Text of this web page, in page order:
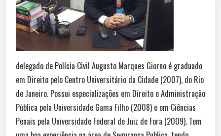
delegado de Polícia Civil Augusto Marques Giorno é graduado
em Direito pelo Centro Universitário da Cidade (2007), do Rio
de Janeiro. Possui especializações em Direito e Administração
Pública pela Universidade Gama Filho (2008) e em Ciências
Penais pela Universidade Federal de Juiz de Fora (2009). Tem